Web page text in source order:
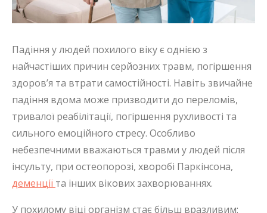
Падіння у людей похилого віку є однією з
найчастіших причин серйозних травм, погіршення
здоров’я та втрати самостійності. Навіть звичайне
падіння вдома може призводити до переломів,
тривалої реабілітації, погіршення рухливості та
сильного емоційного стресу. Особливо
небезпечними вважаються травми у людей після
інсульту, при остеопорозі, хворобі Паркінсона,
деменції та інших вікових захворюваннях.
У похилому віці організм стає більш вразливим: